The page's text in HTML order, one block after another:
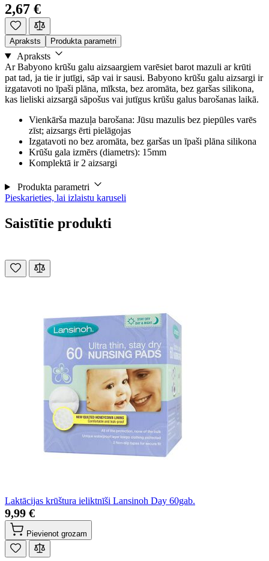
2,67 €
Apraksts Produkta parametri
Apraksts
Ar Babyono krūšu galu aizsaargiem varēsiet barot mazuli ar krūti
pat tad, ja tie ir jutīgi, sāp vai ir sausi. Babyono krūšu galu aizsargi ir
izgatavoti no īpaši plāna, mīksta, bez aromāta, bez garšas silikona,
kas lieliski aizsargā sāpošus vai jutīgus krūšu galus barošanas laikā.
Vienkārša mazuļa barošana: Jūsu mazulis bez piepūles varēs
zīst; aizsargs ērti pielāgojas
Izgatavoti no bez aromāta, bez garšas un īpaši plāna silikona
Krūšu gala izmērs (diametrs): 15mm
Komplektā ir 2 aizsargi
Produkta parametri
Pieskarieties, lai izlaistu karuseli
Saistītie produkti
Laktācijas krūštura ieliktnīši Lansinoh Day 60gab.
9,99 €
Pievienot grozam